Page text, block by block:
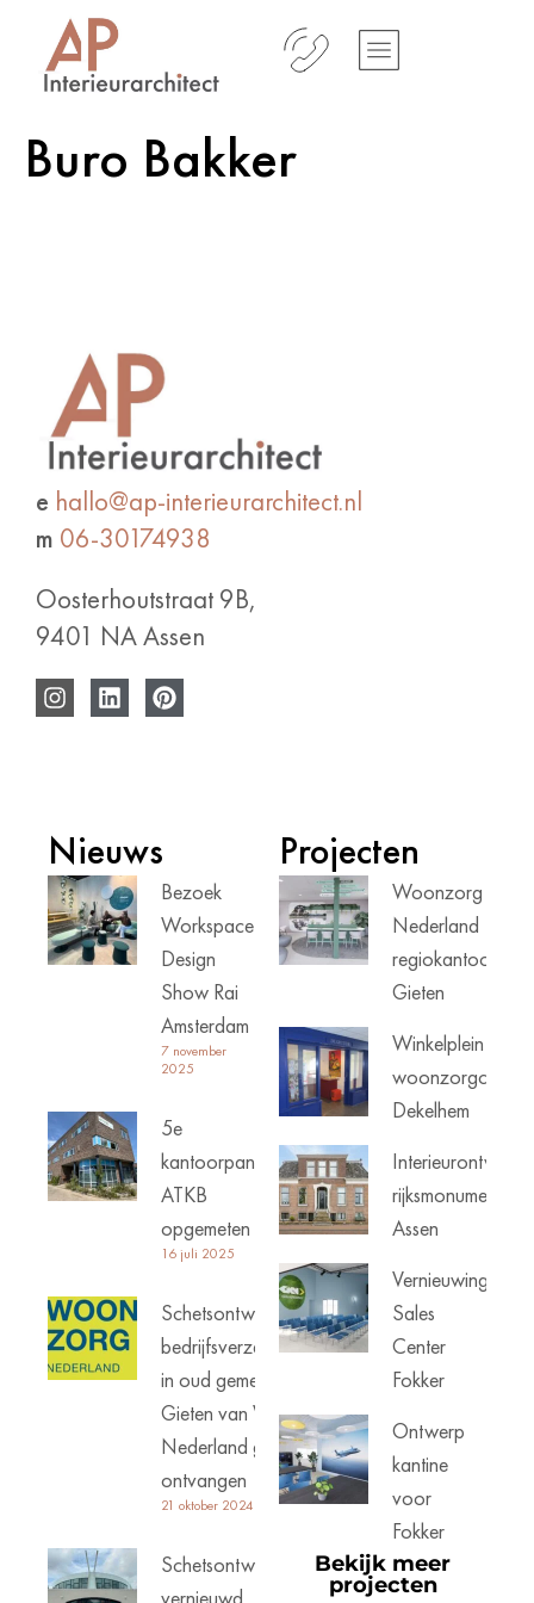
Buro Bakker
e hallo@ap-interieurarchitect.nl
m 06-30174938
Oosterhoutstraat 9B,
9401 NA Assen
Nieuws
Bezoek
Workspace
Design
Show Rai
Amsterdam
7 november
2025
5e
kantoorpand
ATKB
opgemeten
16 juli 2025
Schetsontwerp
bedrijfsverzamelgebouw
in oud gemeentehuis
Gieten van Woonzorg
Nederland goed
ontvangen
21 oktober 2024
Schetsontwerp
vernieuwd
Projecten
Woonzorg
Nederland
regiokantoor
Gieten
Winkelplein
Dekelhem
Interieurontwerp
rijksmonument
Assen
Vernieuwing
Sales
Center
Fokker
Ontwerp
kantine
voor
Fokker
Bekijk meer
projecten